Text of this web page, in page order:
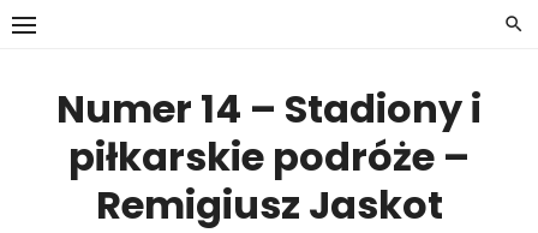
Skip
Numer 14 – Stadiony i
piłkarskie podróże –
Remigiusz Jaskot